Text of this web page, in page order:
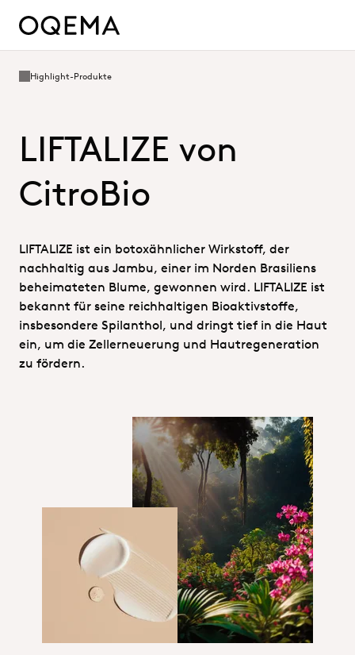
Highlight-Produkte
LIFTALIZE von
CitroBio
LIFTALIZE ist ein botoxähnlicher Wirkstoff, der
nachhaltig aus Jambu, einer im Norden Brasiliens
beheimateten Blume, gewonnen wird. LIFTALIZE ist
bekannt für seine reichhaltigen Bioaktivstoffe,
insbesondere Spilanthol, und dringt tief in die Haut
ein, um die Zellerneuerung und Hautregeneration
zu fördern.
LIFTALIZE_Personal Care
1_Hero_Personal Care